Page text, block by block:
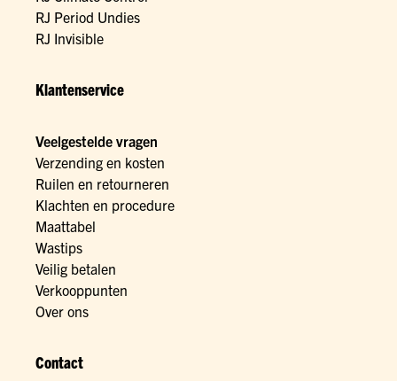
RJ Period Undies
RJ Invisible
Klantenservice
Veelgestelde vragen
Verzending en kosten
Ruilen en retourneren
Klachten en procedure
Maattabel
Wastips
Veilig betalen
Verkooppunten
Over ons
Contact